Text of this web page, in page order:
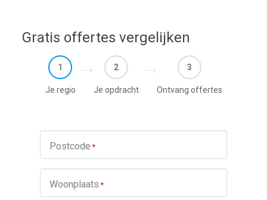
Gratis offertes vergelijken
1
Je regio
2
Je opdracht
3
Ontvang offertes
Postcode *
Woonplaats *